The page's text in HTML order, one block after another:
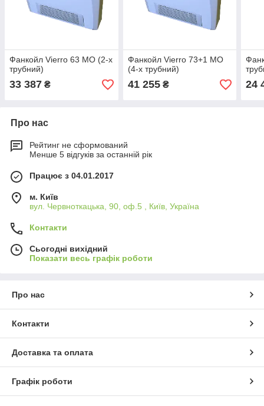
Фанкойл Vierro 63 MO (2-х
трубний)
33 387 ₴
Фанкойл Vierro 73+1 MO
(4-х трубний)
41 255₴ 24
Про нас
Рейтинг не сформований
Менше 5 відгуків за останній рік
Працює з 04.01.2017
м. Київ
вул. Червноткацька, 90, оф.5 , Київ, Україна
Контакти
Сьогодні вихідний
Показати весь графік роботи
Про нас
Контакти
Доставка та оплата
Графік роботи